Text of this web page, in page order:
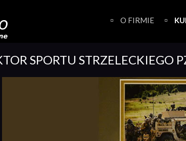
O FIRMIE
SPORTU STRZELECKIEGO